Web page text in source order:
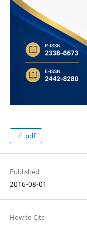
pdf
Published
2016-08-01
How to Cite